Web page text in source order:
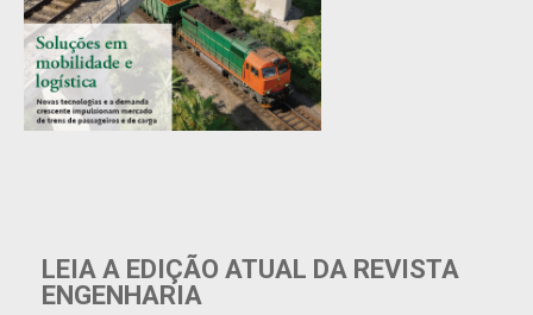
LEIA A EDIÇÃO ATUAL DA REVISTA
ENGENHARIA